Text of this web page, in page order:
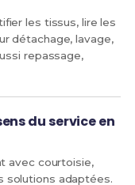
les tissus, lire les
détachage, lavage,
repassage,
du service en
avec courtoisie,
adaptées.